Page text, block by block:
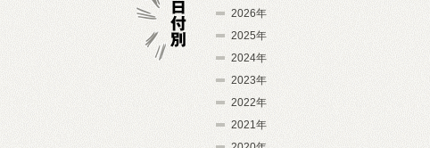
2026年
2025年
2024年
2023年
2022年
2021年